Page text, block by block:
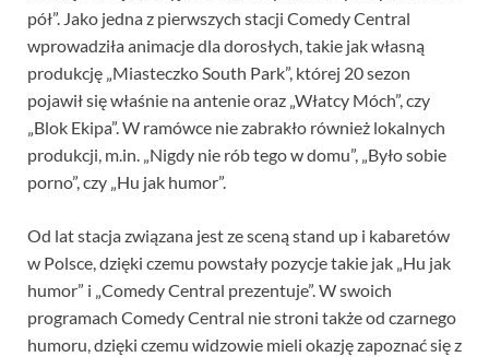
pół”. Jako jedna z pierwszych stacji Comedy Central
wprowadziła animacje dla dorosłych, takie jak własną
produkcję „Miasteczko South Park”, której 20 sezon
pojawił się właśnie na antenie oraz „Włatcy Móch”, czy
„Blok Ekipa”. W ramówce nie zabrakło również lokalnych
produkcji, m.in. „Nigdy nie rób tego w domu”, „Było sobie
porno”, czy „Hu jak humor”.
Od lat stacja związana jest ze sceną stand up i kabaretów
w Polsce, dzięki czemu powstały pozycje takie jak „Hu jak
humor” i „Comedy Central prezentuje”. W swoich
programach Comedy Central nie stroni także od czarnego
humoru, dzięki czemu widzowie mieli okazję zapoznać się z